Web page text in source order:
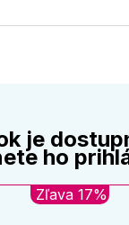
je
ho
Zľava 17%